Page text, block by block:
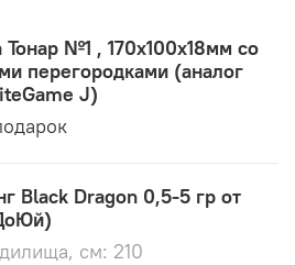
Тонар №1 , 170x100x18мм со
перегородками (аналог
J)
Black Dragon 0,5-5 гр от
см: 210